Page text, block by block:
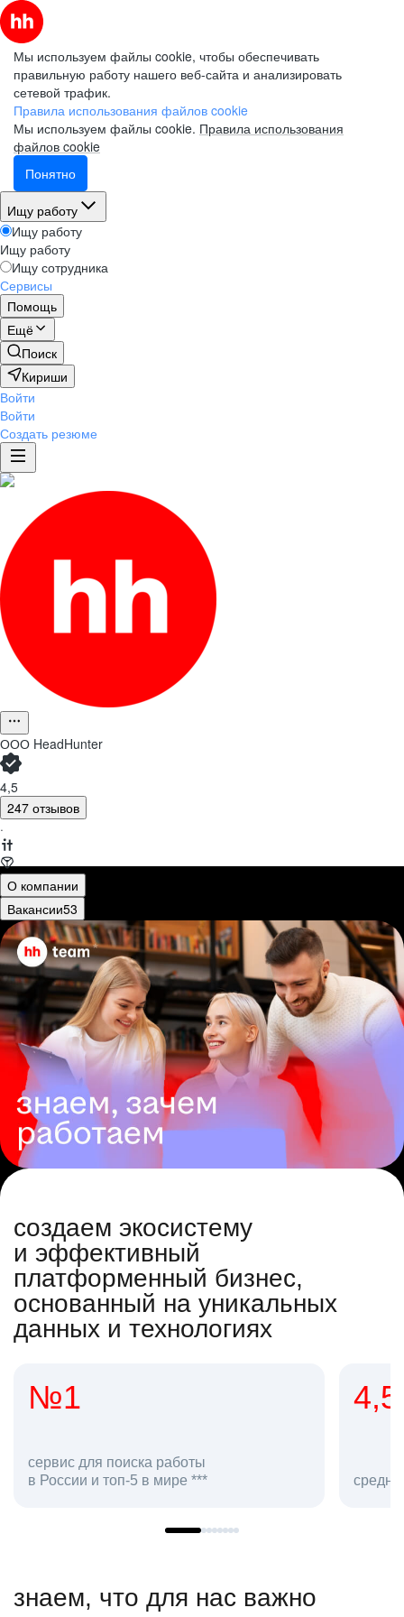
Мы используем файлы cookie, чтобы обеспечивать
правильную работу нашего веб-сайта и анализировать
сетевой трафик.
Правила использования файлов cookie
Мы используем файлы cookie. Правила использования
файлов cookie
Понятно
Ищу работу
Ищу работу
Ищу работу
Ищу сотрудника
Сервисы
Помощь
Ещё
Поиск
Кириши
Войти
Войти
Создать резюме
ООО HeadHunter
4,5
247 отзывов
·
О компании
Вакансии53
создаем экосистему
и эффективный
платформенный бизнес,
основанный на уникальных
данных и технологиях
4,5
средняя оценка hh.ru как работодателя **
в
знаем, что для нас важно